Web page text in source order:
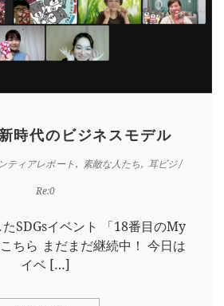
時代のビジネスモデル
ティアレポート 素敵な人たち 耳ビジ/
Re:0
SDGsイベント 「18番目のMy
ちら まだまだ継続中！ 今日は
イベ […]